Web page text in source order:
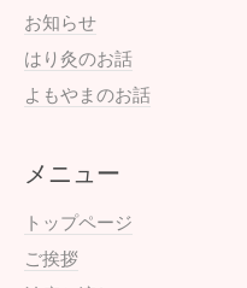
お知らせ
はり灸のお話
よもやまのお話
メニュー
トップページ
ご挨拶